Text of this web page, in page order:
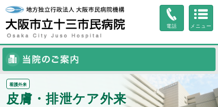
電話 メニュー
看護外来
皮膚・排泄ケア外来